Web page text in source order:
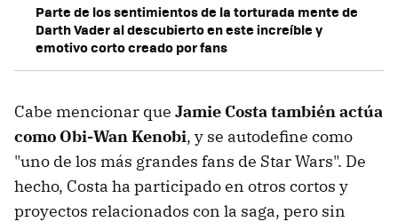
Parte de los sentimientos de la torturada mente de
Darth Vader al descubierto en este increíble y
emotivo corto creado por fans
Cabe mencionar que Jamie Costa también actúa
como Obi-Wan Kenobi, y se autodefine como
"uno de los más grandes fans de Star Wars". De
hecho, Costa ha participado en otros cortos y
proyectos relacionados con la saga, pero sin